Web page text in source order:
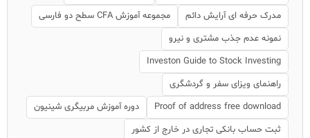
مدرک حرفه ای آرایش دائم
مجموعه آموزش CFA سطح دو فارسی
نمونه عدم جذب مشتری و نیرو
Investon Guide to Stock Investing
راهنمای ویزای سفر و گردشگری
Proof of address free download
دوره آموزش مربیگری شینیون
ثبت حساب بانکی تجاری در خارج از کشور